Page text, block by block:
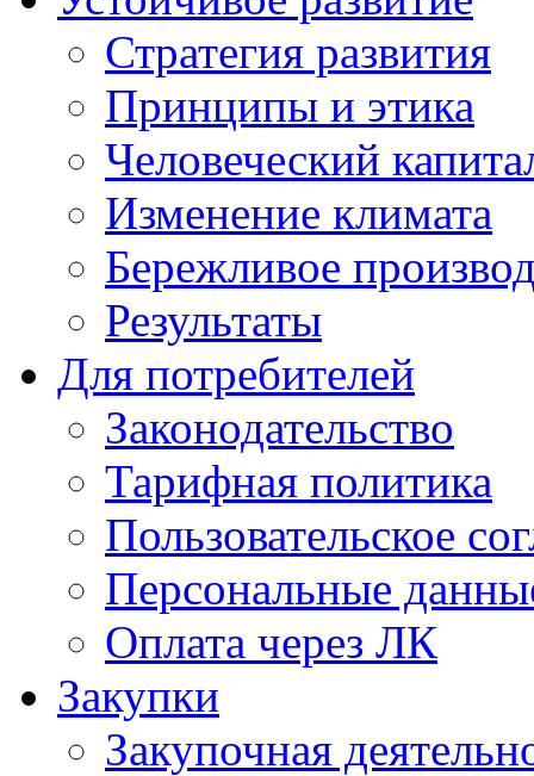
Стратегия развития
Принципы и этика
Человеческий
Изменение климата
Бережливое
Результаты
Для потребителей
Законодательство
Тарифная политика
Пользовательское
Персональные
Оплата через ЛК
Закупки
Закупочная